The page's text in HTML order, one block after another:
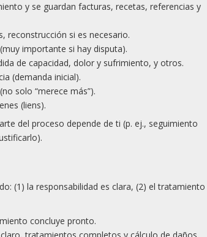
y se guardan facturas, recetas, referencias y
reconstrucción si es necesario.
importante si hay disputa).
de capacidad, dolor y sufrimiento, y otros.
(demanda inicial).
solo “merece más”).
(liens).
del proceso depende de ti (p. ej., seguimiento
(1) la responsabilidad es clara, (2) el tratamiento
concluye pronto.